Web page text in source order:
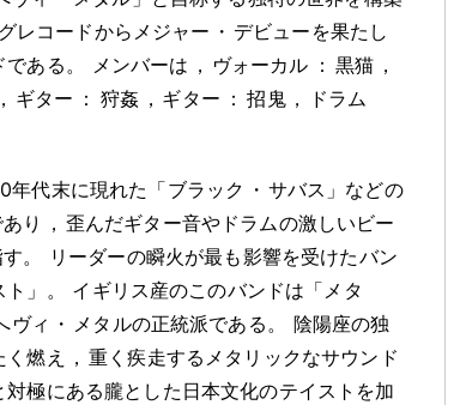
レコードからメジャー ・ デビューを果たし
である。 メンバーは ， ヴォーカル ： 黒猫 ，
， ギター ： 狩姦 ， ギター ： 招鬼 ，
ドラム
年代末に現れた「ブラック ・ サバス」などの
り
， 歪んだギター音やドラムの激しいビー
。
リーダーの瞬火が最も影響を受けたバン
」 。
イギリス産のこのバンドは「メタ
ヴィ ・ メタルの正統派である 。
陰陽座の独
燃え ， 重く疾走するメタリックなサウンド
対極にある朧とした日本文化のテイストを加